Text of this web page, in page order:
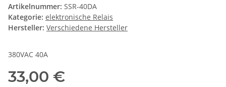
Artikelnummer: SSR-40DA
Kategorie: elektronische Relais
Hersteller: Verschiedene Hersteller
380VAC 40A
33,00 €